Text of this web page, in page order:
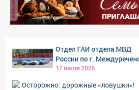
выбежать дети или внезапно, из-за
припаркованного автомобиля
Водители помните - ребенок не
при проезде пешеходных
Напоминаем, участникам
за невыполнение требований ПДД
пешеходам, велосипедистам или
реклама
Отдел ГАИ отдела МВД
России по г.
17 июля 2026